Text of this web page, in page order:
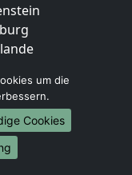
um die
Cookies